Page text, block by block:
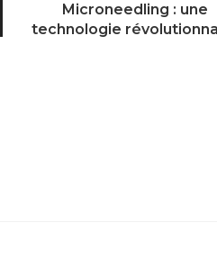
Microneedling : une
technologie